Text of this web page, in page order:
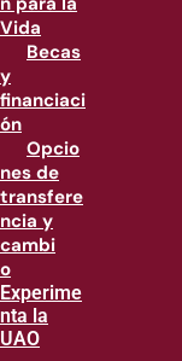
Vida
Becas
y
financiaci
ón
Opcio
nes de
transfere
ncia y
cambi
o
Experime
nta la
UAO